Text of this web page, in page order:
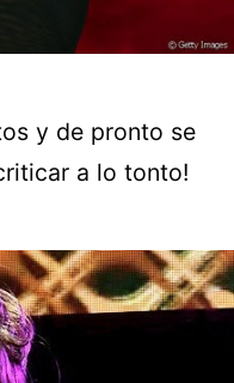
y de pronto se
a lo tonto!